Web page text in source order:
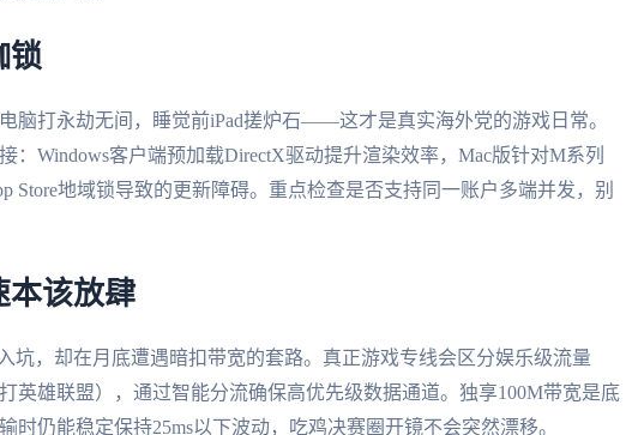
锁
脑打永劫无间，睡觉前iPad搓炉石——这才是真实海外党的游戏日常。
：Windows客户端预加载DirectX驱动提升渲染效率，Mac版针对M系列
Store地域锁导致的更新障碍。重点检查是否支持同一账户多端并发，别
本该放肆
坑，却在月底遭遇暗扣带宽的套路。真正游戏专线会区分娱乐级流量
英雄联盟），通过智能分流确保高优先级数据通道。独享100M带宽是底
时仍能稳定保持25ms以下波动，吃鸡决赛圈开镜不会突然漂移。